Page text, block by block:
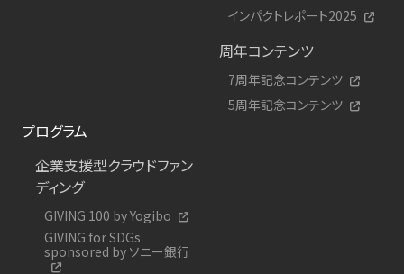
インパクトレポート2025
周年コンテンツ
7周年記念コンテンツ
5周年記念コンテンツ
プログラム
企業支援型クラウドファン
ディング
GIVING 100 by Yogibo
GIVING for SDGs
sponsored by ソニー銀行